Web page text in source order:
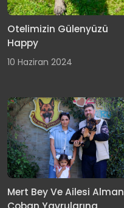
Otelimizin Gülenyüzü
Happy
10 Haziran 2024
Mert Bey Ve Ailesi Alman